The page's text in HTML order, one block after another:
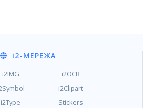
i2-МЕРЕЖА
i2IMG
i2OCR
i2Clipart
i2Type Stickers